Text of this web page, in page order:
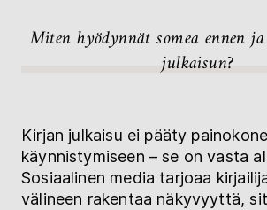
Miten hyödynnät somea ennen
julkaisun?
Kirjan julkaisu ei pääty
käynnistymiseen – se on vasta
Sosiaalinen media tarjoaa
välineen rakentaa näkyvyyttä,